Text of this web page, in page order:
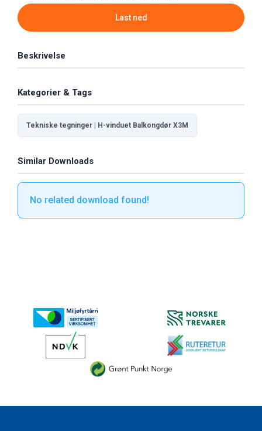
Last ned
Beskrivelse
Kategorier & Tags
Tekniske tegninger | H-vinduet Balkongdør X3M
Similar Downloads
No related download found!